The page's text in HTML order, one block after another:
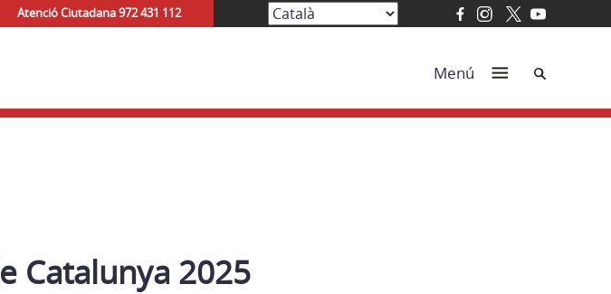
Atenció Ciutadana 972 431 112
Menú Cerca
Catalunya 2025